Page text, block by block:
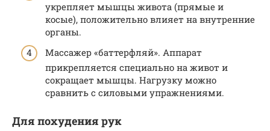
укрепляет мышцы живота (прямые и
косые), положительно влияет на внутренние
органы.
Массажер «баттерфляй». Аппарат
прикрепляется специально на живот и
сокращает мышцы. Нагрузку можно
сравнить с силовыми упражнениями.
Для похудения рук